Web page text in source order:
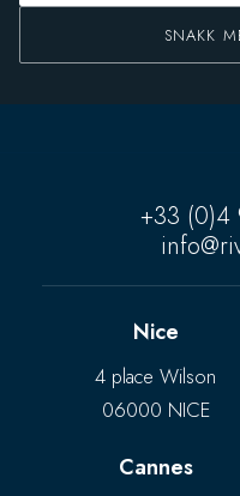
SNAKK
+33
Nice
4 place Wilson
06000 NICE
Cannes